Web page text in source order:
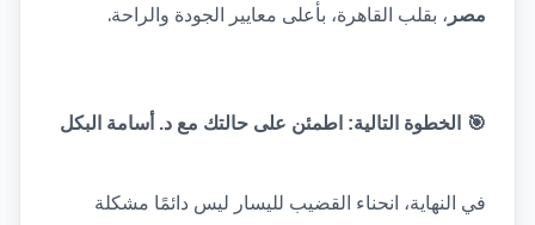
مصر ، بقلب القاهرة، بأعلى معايير الجودة والراحة.
🎯 الخطوة التالية: اطمئن على حالتك مع د. أسامة البكل